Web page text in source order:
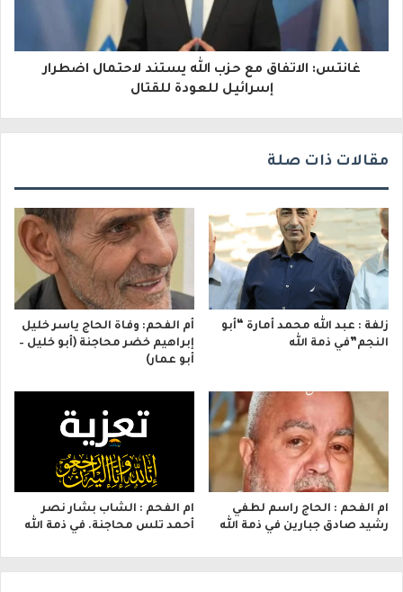
غانتس: الاتفاق مع حزب الله يستند لاحتمال اضطرار
إسرائيل للعودة للقتال
مقالات ذات صلة
زلفة : عبد الله محمد أمارة “أبو
النجم”في ذمة الله
أم الفحم: وفاة الحاج ياسر خليل
إبراهيم خضر محاجنة (أبو خليل –
أبو عمار)
ام الفحم : الحاج راسم لطفي
رشيد صادق جبارين في ذمة الله
ام الفحم : الشاب بشار نصر
أحمد تلس محاجنة. في ذمة الله